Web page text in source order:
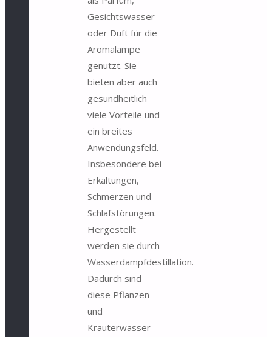
Gesichtswasser
oder Duft für die
Aromalampe
genutzt. Sie
bieten aber auch
gesundheitlich
viele Vorteile und
ein breites
Anwendungsfeld.
Insbesondere bei
Erkältungen,
Schmerzen und
Schlafstörungen.
Hergestellt
werden sie durch
Wasserdampfdestillation.
Dadurch sind
diese Pflanzen-
und
Kräuterwässer